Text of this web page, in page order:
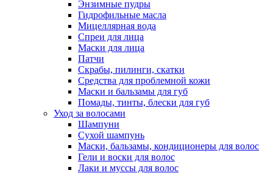
Энзимные пудры
Гидрофильные масла
Мицеллярная вода
Спреи для лица
Маски для лица
Патчи
Скрабы, пилинги, скатки
Средства для проблемной кожи
Маски и бальзамы для губ
Помады, тинты, блески для губ
Уход за волосами
Шампуни
Сухой шампунь
Маски, бальзамы, кондиционеры для волос
Гели и воски для волос
Лаки и муссы для волос